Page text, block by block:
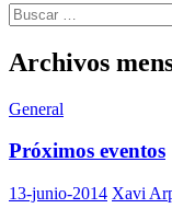
Buscar:
Archivos
General
Próximos eventos
13-junio-2014 Xavi